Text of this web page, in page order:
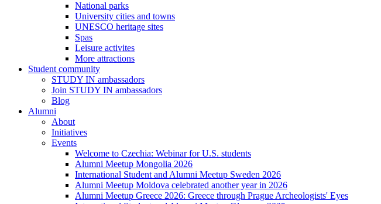
National parks
University cities and towns
UNESCO heritage sites
Spas
Leisure activites
More attractions
Student community
STUDY IN ambassadors
Join STUDY IN ambassadors
Blog
Alumni
About
Initiatives
Events
Welcome to Czechia: Webinar for U.S. students
Alumni Meetup Mongolia 2026
International Student and Alumni Meetup Sweden 2026
Alumni Meetup Moldova celebrated another year in 2026
Alumni Meetup Greece 2026: Greece through Prague Archeologists' Eyes